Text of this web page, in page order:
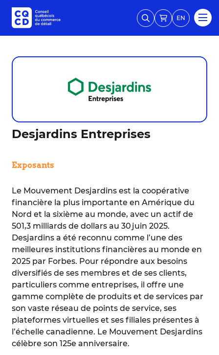
EN
Desjardins Entreprises
Exposants
Le Mouvement Desjardins est la coopérative
financière la plus importante en Amérique du
Nord et la sixième au monde, avec un actif de
501,3 milliards de dollars au 30 juin 2025.
Desjardins a été reconnu comme l’une des
meilleures institutions financières au monde en
2025 par Forbes. Pour répondre aux besoins
diversifiés de ses membres et de ses clients,
particuliers comme entreprises, il offre une
gamme complète de produits et de services par
son vaste réseau de points de service, ses
plateformes virtuelles et ses filiales présentes à
l’échelle canadienne. Le Mouvement Desjardins
célèbre son 125e anniversaire.